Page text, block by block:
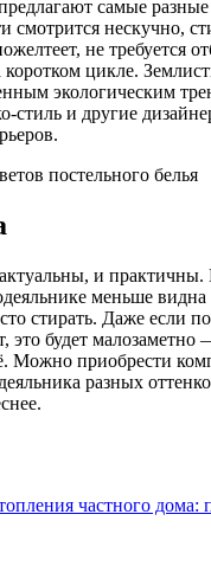
самые
смотрится нескучно,
не требуется
цикле.
экологическим
стиль и другие
и практичны.
меньше
стирать. Даже если
это будет малозаметно
Можно приобрести
разных
частного дома: